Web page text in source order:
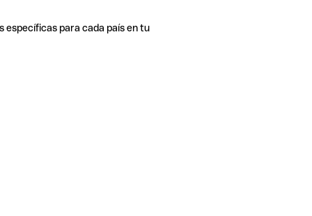
específicas para cada país en tu